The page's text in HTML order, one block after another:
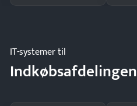
IT-systemer til
Indkøbsafdelingen